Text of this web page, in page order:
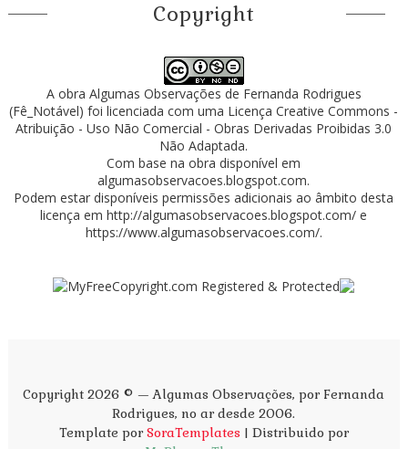
Copyright
A obra Algumas Observações de Fernanda Rodrigues
(Fê_Notável) foi licenciada com uma LicençaCreative Commons -
Atribuição - Uso Não Comercial - Obras Derivadas Proibidas 3.0
Não Adaptada.
Com base na obra disponível em
algumasobservacoes.blogspot.com.
Podem estar disponíveis permissões adicionais ao âmbito desta
licença emhttp://algumasobservacoes.blogspot.com/ e
https://www.algumasobservacoes.com/.
Copyright 2026 © — Algumas Observações, por Fernanda
Rodrigues, no ar desde 2006.
Template porSoraTemplates | Distribuido por